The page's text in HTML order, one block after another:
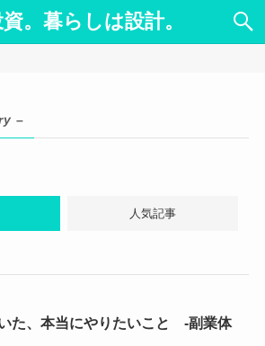
。暮らしは設計。
–
人気記事
た、本当にやりたいこと -副業体